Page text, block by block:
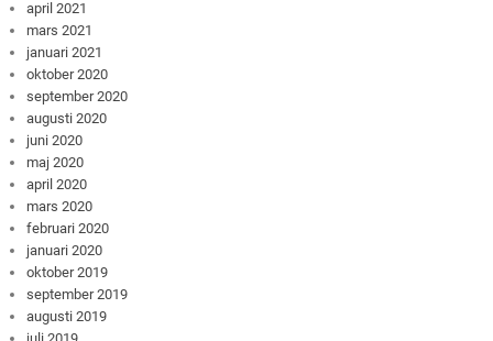
april 2021
mars 2021
januari 2021
oktober 2020
september 2020
augusti 2020
juni 2020
maj 2020
april 2020
mars 2020
februari 2020
januari 2020
oktober 2019
september 2019
augusti 2019